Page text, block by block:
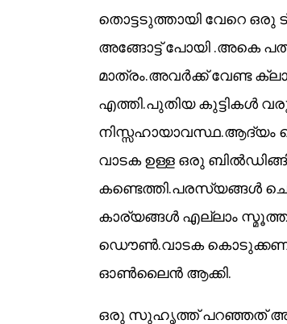
തൊട്ടടുത്തായി വേറെ ഒരു
അങ്ങോട്ട് പോയി .അകെ
മാത്രം.അവർക്ക് വേണ്ട
എത്തി.പുതിയ കുട്ടികൾ
നിസ്സഹായാവസ്ഥ.ആദ്യം
വാടക ഉള്ള ഒരു
കണ്ടെത്തി.പരസ്യങ്ങൾ
കാര്യങ്ങൾ എല്ലാം
ഡൌൺ.വാടക
ഓൺലൈൻ ആക്കി.
ഒരു സുഹൃത്ത് പറഞ്ഞത്